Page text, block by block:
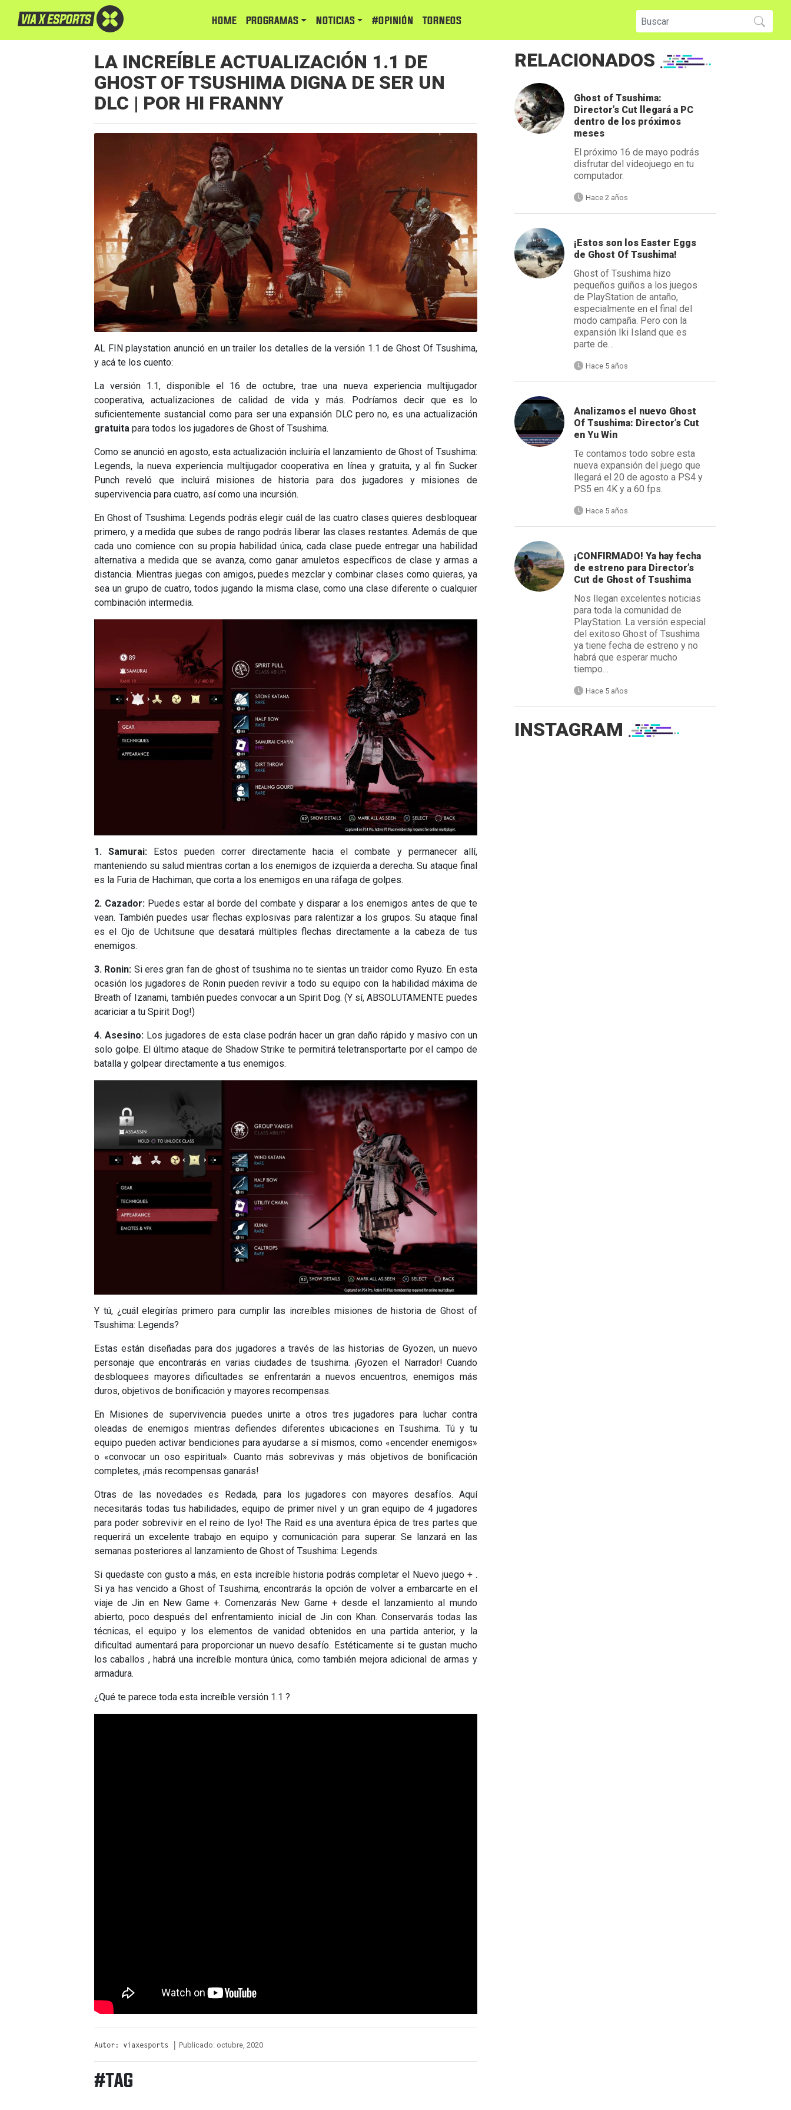
HOME PROGRAMAS NOTICIAS #Opinión TORNEOS
LA INCREÍBLE ACTUALIZACIÓN 1.1 DE
GHOST OF TSUSHIMA DIGNA DE SER UN
DLC | POR HI FRANNY
AL FIN playstation anunció en un trailer los detalles de la versión 1.1 de Ghost Of Tsushima,
y acá te los cuento:
La versión 1.1, disponible el 16 de octubre, trae una nueva experiencia multijugador
cooperativa, actualizaciones de calidad de vida y más. Podríamos decir que es lo
suficientemente sustancial como para ser una expansión DLC pero no, es una actualización
gratuita para todos los jugadores de Ghost of Tsushima.
Como se anunció en agosto, esta actualización incluiría el lanzamiento de Ghost of Tsushima:
Legends, la nueva experiencia multijugador cooperativa en línea y gratuita, y al fin Sucker
Punch reveló que incluirá misiones de historia para dos jugadores y misiones de
supervivencia para cuatro, así como una incursión.
En Ghost of Tsushima: Legends podrás elegir cuál de las cuatro clases quieres desbloquear
primero, y a medida que subes de rango podrás liberar las clases restantes. Además de que
cada uno comience con su propia habilidad única, cada clase puede entregar una habilidad
alternativa a medida que se avanza, como ganar amuletos específicos de clase y armas a
distancia. Mientras juegas con amigos, puedes mezclar y combinar clases como quieras, ya
sea un grupo de cuatro, todos jugando la misma clase, como una clase diferente o cualquier
combinación intermedia.
1. Samurai: Estos pueden correr directamente hacia el combate y permanecer allí,
manteniendo su salud mientras cortan a los enemigos de izquierda a derecha. Su ataque final
es la Furia de Hachiman, que corta a los enemigos en una ráfaga de golpes.
2. Cazador: Puedes estar al borde del combate y disparar a los enemigos antes de que te
vean. También puedes usar flechas explosivas para ralentizar a los grupos. Su ataque final
es el Ojo de Uchitsune que desatará múltiples flechas directamente a la cabeza de tus
enemigos.
3. Ronin: Si eres gran fan de ghost of tsushima no te sientas un traidor como Ryuzo. En esta
ocasión los jugadores de Ronin pueden revivir a todo su equipo con la habilidad máxima de
Breath of Izanami, también puedes convocar a un Spirit Dog. (Y sí, ABSOLUTAMENTE puedes
acariciar a tu Spirit Dog!)
4. Asesino:Los jugadores de esta clase podrán hacer un gran daño rápido y masivo con un
solo golpe. El último ataque de Shadow Strike te permitirá teletransportarte por el campo de
batalla y golpear directamente a tus enemigos.
Y tú, ¿cuál elegirías primero para cumplir las increíbles misiones de historia de Ghost of
Tsushima: Legends?
Estas están diseñadas para dos jugadores a través de las historias de Gyozen, un nuevo
personaje que encontrarás en varias ciudades de tsushima. ¡Gyozen el Narrador! Cuando
desbloquees mayores dificultades se enfrentarán a nuevos encuentros, enemigos más
duros, objetivos de bonificación y mayores recompensas.
En Misiones de supervivencia puedes unirte a otros tres jugadores para luchar contra
oleadas de enemigos mientras defiendes diferentes ubicaciones en Tsushima. Tú y tu
equipo pueden activar bendiciones para ayudarse a sí mismos, como «encender enemigos»
o «convocar un oso espiritual». Cuanto más sobrevivas y más objetivos de bonificación
completes, ¡más recompensas ganarás!
Otras de las novedades es Redada, para los jugadores con mayores desafíos. Aquí
necesitarás todas tus habilidades, equipo de primer nivel y un gran equipo de 4 jugadores
para poder sobrevivir en el reino de Iyo! The Raid es una aventura épica de tres partes que
requerirá un excelente trabajo en equipo y comunicación para superar. Se lanzará en las
semanas posteriores al lanzamiento de Ghost of Tsushima: Legends.
Si quedaste con gusto a más, en esta increíble historia podrás completar el Nuevo juego + .
Si ya has vencido a Ghost of Tsushima, encontrarás la opción de volver a embarcarte en el
viaje de Jin en New Game +. Comenzarás New Game + desde el lanzamiento al mundo
abierto, poco después del enfrentamiento inicial de Jin con Khan. Conservarás todas las
técnicas, el equipo y los elementos de vanidad obtenidos en una partida anterior, y la
dificultad aumentará para proporcionar un nuevo desafío. Estéticamente si te gustan mucho
los caballos , habrá una increíble montura única, como también mejora adicional de armas y
armadura.
¿Qué te parece toda esta increíble versión 1.1 ?
Autor: viaxesports | Publicado: octubre, 2020
#TAG
RELACIONADOS
Ghost of Tsushima:
Director’s Cut llegará a PC
dentro de los próximos
meses
El próximo 16 de mayo podrás
disfrutar del videojuego en tu
computador.
Hace 2 años
¡Estos son los Easter Eggs
de Ghost Of Tsushima!
Ghost of Tsushima hizo
pequeños guiños a los juegos
de PlayStation de antaño,
especialmente en el final del
modo campaña. Pero con la
expansión Iki Island que es
parte de…
Hace 5 años
Analizamos el nuevo Ghost
Of Tsushima: Director’s Cut
en Yu Win
Te contamos todo sobre esta
nueva expansión del juego que
llegará el 20 de agosto a PS4 y
PS5 en 4K y a 60 fps.
Hace 5 años
¡CONFIRMADO! Ya hay fecha
de estreno para Director’s
Cut de Ghost of Tsushima
Nos llegan excelentes noticias
para toda la comunidad de
PlayStation. La versión especial
del exitoso Ghost of Tsushima
ya tiene fecha de estreno y no
habrá que esperar mucho
tiempo…
Hace 5 años
INSTAGRAM